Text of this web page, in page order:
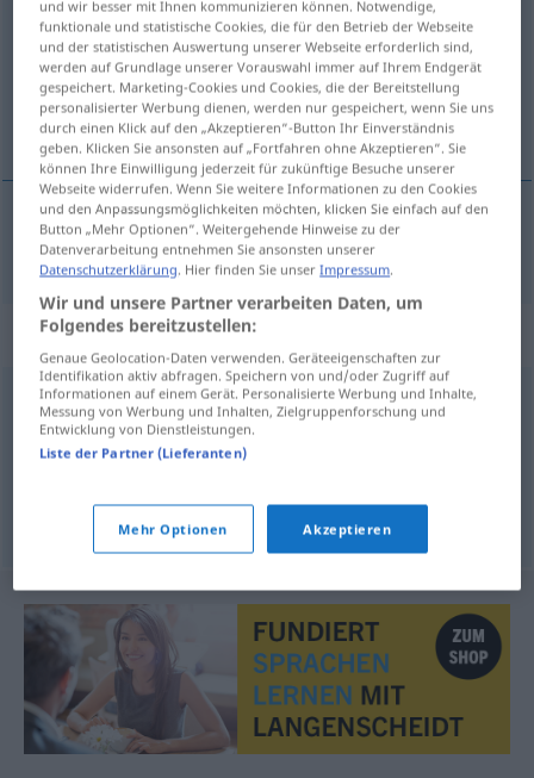
Übersicht aller Übersetzungen
(Für mehr Details die Übersetzung anklicken/antippen)
одговор
одговор Antwort
Synonyme für "Antwort"
Ergebnis,Auflösung,Lösung
© OpenThesaurus.de
und wir besser mit Ihnen kommunizieren können. Notwendige,
funktionale und statistische Cookies, die für den Betrieb der Webseite
und der statistischen Auswertung unserer Webseite erforderlich sind,
werden auf Grundlage unserer Vorauswahl immer auf Ihrem Endgerät
gespeichert. Marketing-Cookies und Cookies, die der Bereitstellung
personalisierter Werbung dienen, werden nur gespeichert, wenn Sie uns
durch einen Klick auf den „Akzeptieren“-Button Ihr Einverständnis
geben. Klicken Sie ansonsten auf „Fortfahren ohne Akzeptieren“. Sie
können Ihre Einwilligung jederzeit für zukünftige Besuche unserer
Webseite widerrufen. Wenn Sie weitere Informationen zu den Cookies
und den Anpassungsmöglichkeiten möchten, klicken Sie einfach auf den
Button „Mehr Optionen“. Weitergehende Hinweise zu der
Datenverarbeitung entnehmen Sie ansonsten unserer
Datenschutzerklärung. Hier finden Sie unserImpressum.
Wir und unsere Partner verarbeiten Daten, um
Folgendes bereitzustellen:
Genaue Geolocation-Daten verwenden. Geräteeigenschaften zur
Identifikation aktiv abfragen. Speichern von und/oder Zugriff auf
Informationen auf einem Gerät. Personalisierte Werbung und Inhalte,
Messung von Werbung und Inhalten, Zielgruppenforschung und
Entwicklung von Dienstleistungen.
Liste der Partner (Lieferanten)
Mehr Optionen Akzeptieren